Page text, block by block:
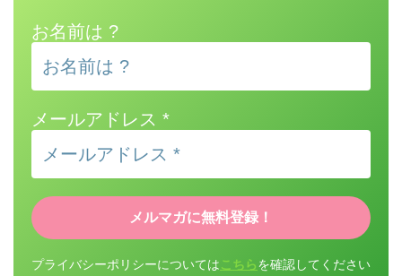
お名前は ?
メールアドレス *
プライバシーポリシーについては こちら を確認してください